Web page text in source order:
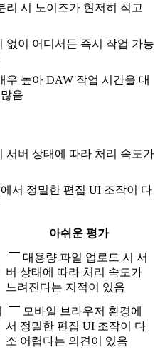
리 시 노이즈가 현저히 적고
없이 어디서든 즉시 작업 가능
우 높아 DAW 작업 시간을 대
음
서버 상태에 따라 처리 속도가
서 정밀한 편집 UI 조작이 다
아쉬운 평가
대용량 파일 업로드 시 서
버 상태에 따라 처리 속도가
느려진다는 지적이 있음
모바일 브라우저 환경에
서 정밀한 편집 UI 조작이 다
소 어렵다는 의견이 있음